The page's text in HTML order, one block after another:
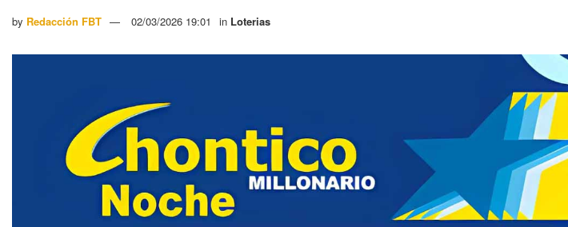
by Redacción FBT 02/03/2026 19:01 in Loterias